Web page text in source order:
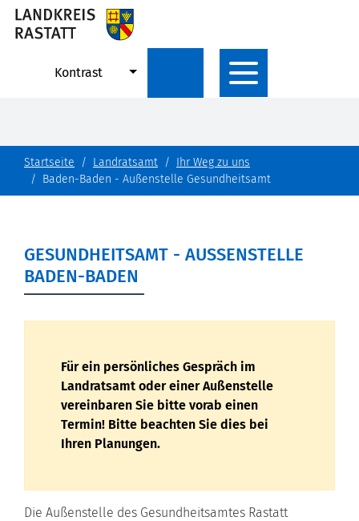
Kontrast
Startseite Landratsamt
Ihr Weg zu uns
Baden-Baden - Außenstelle Gesundheitsamt
GESUNDHEITSAMT - AUSSENSTELLE B
ADEN-BADEN
Für ein persönliches Gespräch im
Landratsamt oder einer Außenstelle
vereinbaren Sie bitte vorab einen
Termin! Bitte beachten Sie dies bei
Ihren Planungen.
Die Außenstelle des Gesundheitsamtes Rastatt